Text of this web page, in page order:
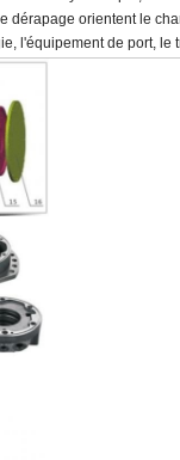
dérapage orientent le
l'équipement de port, le